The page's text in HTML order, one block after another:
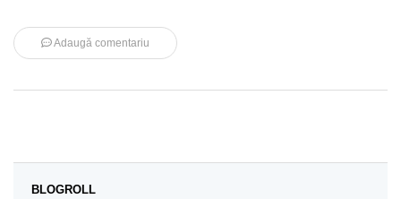
Adaugă comentariu
BLOGROLL